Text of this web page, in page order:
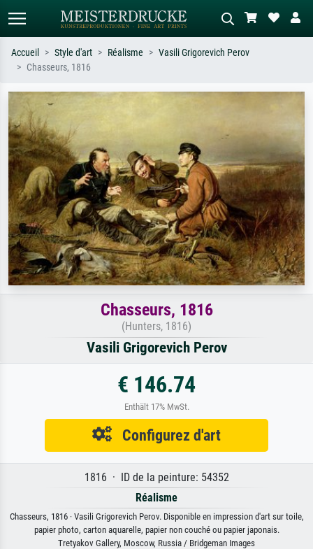
Recherchez par artiste, titre ou style –
ex. Monet, Nuit étoilée,
impressionnisme, vague de Hokusai,
nu.
Décrivez la scène – ex. prairie verte,
tableau sombre, nu debout près d'un
Accueil Style d'art Réalisme
Vasili Grigorevich Perov
Chasseurs, 1816
Chasseurs, 1816
(Hunters, 1816)
Vasili Grigorevich Perov
€ 146.74
Enthält 17% MwSt.
Configurez d'art
1816 · ID de la peinture: 54352
Réalisme
Chasseurs, 1816 · Vasili Grigorevich Perov. Disponible en impression d'art sur toile,
papier photo, carton aquarelle, papier non couché ou papier japonais.
Tretyakov Gallery, Moscow, Russia / Bridgeman Images